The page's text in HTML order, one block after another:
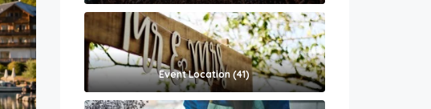
Event Location (41)